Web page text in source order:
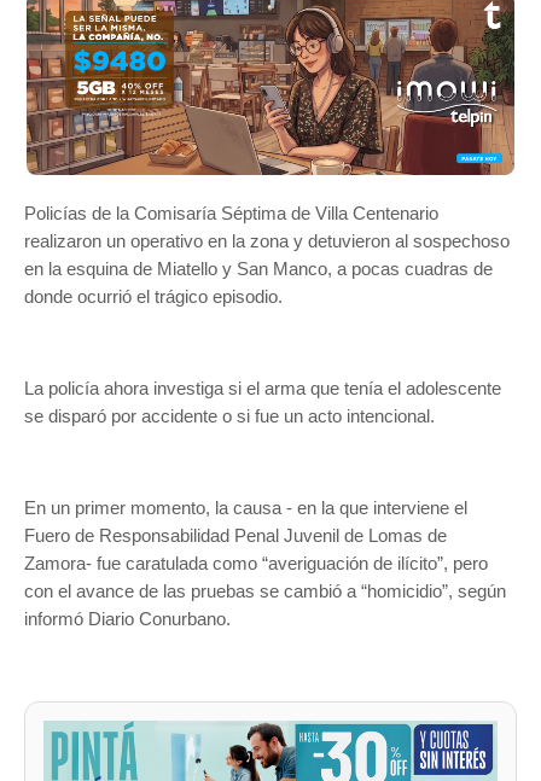
Policías de la Comisaría Séptima de Villa Centenario
realizaron un operativo en la zona y detuvieron al sospechoso
en la esquina de Miatello y San Manco, a pocas cuadras de
donde ocurrió el trágico episodio.
La policía ahora investiga si el arma que tenía el adolescente
se disparó por accidente o si fue un acto intencional.
En un primer momento, la causa - en la que interviene el
Fuero de Responsabilidad Penal Juvenil de Lomas de
Zamora- fue caratulada como “averiguación de ilícito”, pero
con el avance de las pruebas se cambió a “homicidio”, según
informó Diario Conurbano.